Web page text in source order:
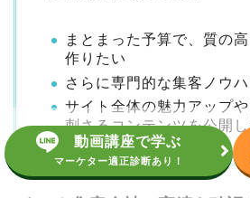
まとまった予算で、質の
作りたい
さらに専門的な集客ノウ
サイト全体の魅力アップ
刺さるコンテンツを公開
動画講座で学ぶ
マーケター適正診断あり！